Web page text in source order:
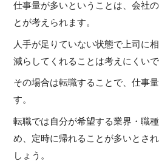
仕事量が多いということは、会社
とが考えられます。
人手が足りていない状態で上司に
減らしてくれることは考えにくいで
その場合は転職することで、仕事
す。
転職では自分が希望する業界・職
め、定時に帰れることが多いとさ
しょう。